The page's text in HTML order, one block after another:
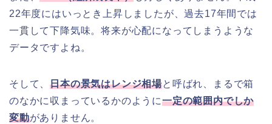
22年度にはいっとき上昇しましたが、過去17年間では
一貫して下降気味。将来が心配になってしまうような
データですよね。
そして、日本の景気はレンジ相場と呼ばれ、まるで箱
のなかに収まっているかのように一定の範囲内でしか
変動がありません。